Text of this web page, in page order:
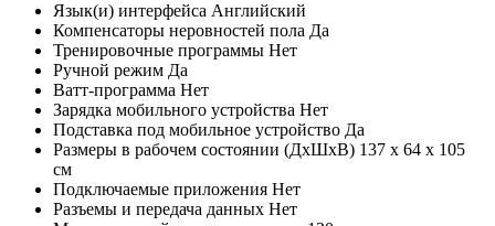
Язык(и) интерфейса Английский
Компенсаторы неровностей пола Да
Тренировочные программы Нет
Ручной режим Да
Ватт-программа Нет
Зарядка мобильного устройства Нет
Подставка под мобильное устройство Да
Размеры в рабочем состоянии (ДхШхВ) 137 х 64 х 105
см
Подключаемые приложения Нет
Разъемы и передача данных Нет